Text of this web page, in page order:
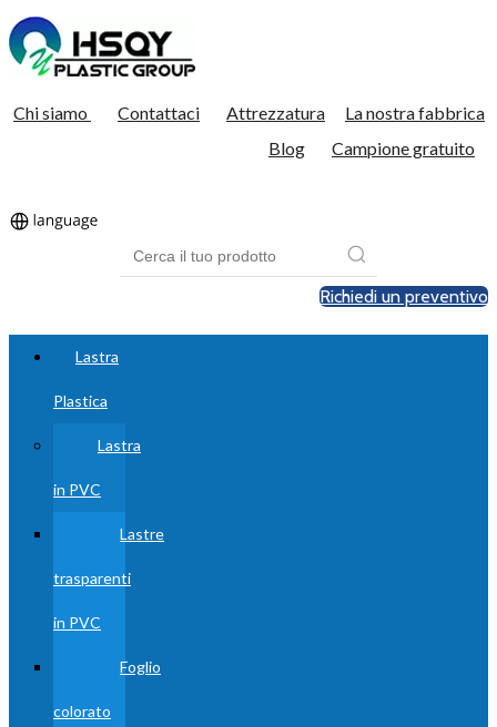
Chi siamo Contattaci Attrezzatura
La nostra fabbrica
Blog
Campione gratuito
Richiedi un preventivo
Lastra
Plastica
Lastra
in PVC
Lastre
trasparenti
in PVC
Foglio
colorato